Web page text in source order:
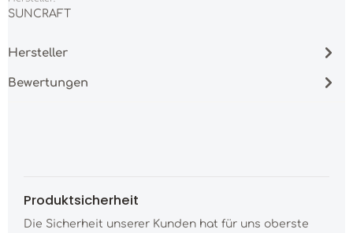
SUNCRAFT
Hersteller
Bewertungen
Produktsicherheit
Die Sicherheit unserer Kunden hat für uns oberste